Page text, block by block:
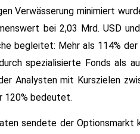
Verwässerung minimiert
bei 2,03 Mrd. USD
begleitet: Mehr als 114%
spezialisierte Fonds als
Analysten mit Kurszielen
120% bedeutet.
sendete der